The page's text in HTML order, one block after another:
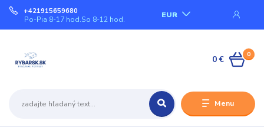
Menu
EUR
+421915659680
Po-Pia 8-17 hod.So 8-12 hod.
0
0 €